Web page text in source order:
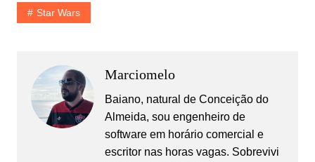
Star Wars
Marciomelo
Baiano, natural de Conceição do
Almeida, sou engenheiro de
software em horário comercial e
escritor nas horas vagas. Sobrevivi